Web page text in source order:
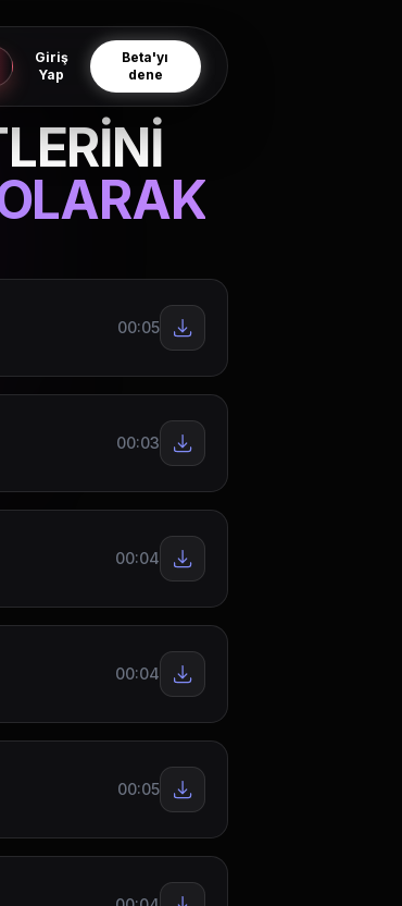
Giriş
Yap
Beta'yı
dene
00:05
00:03
00:04
00:04
00:05